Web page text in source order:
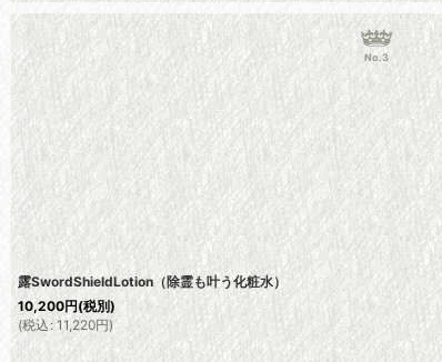
No.3
露SwordShieldLotion（除霊も叶う化粧水）
10,200円(税別)
(税込 : 11,220円)